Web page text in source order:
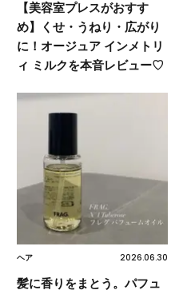
【美容室プレスがおすす
め】くせ・うねり・広がり
に！オージュア インメトリ
ィ ミルクを本音レビュー♡
ヘア 2026.06.30
髪に香りをまとう。パフュ